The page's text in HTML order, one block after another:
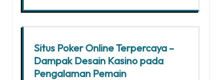
Situs Poker Online Terpercaya –
Dampak Desain Kasino pada
Pengalaman Pemain